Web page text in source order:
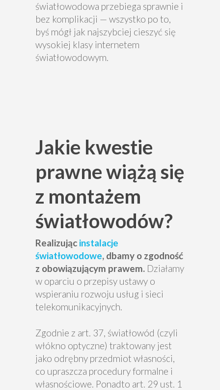
światłowodowa przebiega sprawnie i
bez komplikacji — wszystko po to,
byś mógł jak najszybciej cieszyć się
wysokiej klasy internetem
światłowodowym.
Jakie kwestie
prawne wiążą się
z montażem
światłowodów?
Realizując instalacje
światłowodowe, dbamy o zgodność
z obowiązującym prawem.Działamy
w oparciu o przepisy ustawy o
wspieraniu rozwoju usług i sieci
telekomunikacyjnych.
Zgodnie z art. 37, światłowód (czyli
włókno optyczne) traktowany jest
jako odrębny przedmiot własności,
co upraszcza procedury formalne i
własnościowe. Ponadto art. 29 ust. 1